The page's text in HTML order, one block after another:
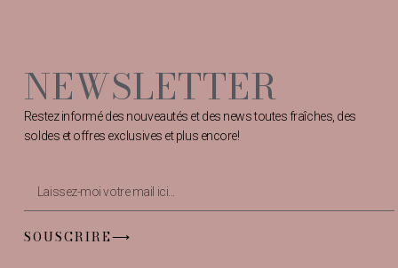
NEWSLETTER
Restez informé des nouveautés et des news toutes fraîches, des
soldes et offres exclusives et plus encore!
SOUSCRIRE⟶